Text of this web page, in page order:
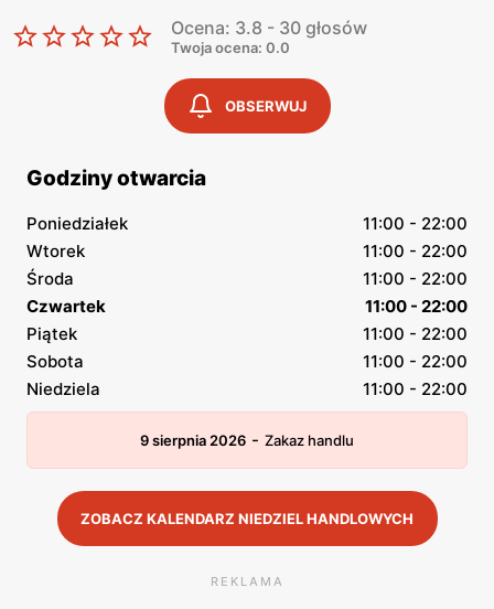
Ocena: 3.8 - 30 głosów
Twoja ocena: 0.0
OBSERWUJ
Godziny otwarcia
Poniedziałek
11:00 - 22:00
Wtorek
11:00 - 22:00
Środa
11:00 - 22:00
Czwartek
11:00 - 22:00
Piątek
11:00 - 22:00
Sobota
11:00 - 22:00
Niedziela
11:00 - 22:00
9 sierpnia 2026 - Zakaz handlu
ZOBACZ KALENDARZ NIEDZIEL HANDLOWYCH
REKLAMA